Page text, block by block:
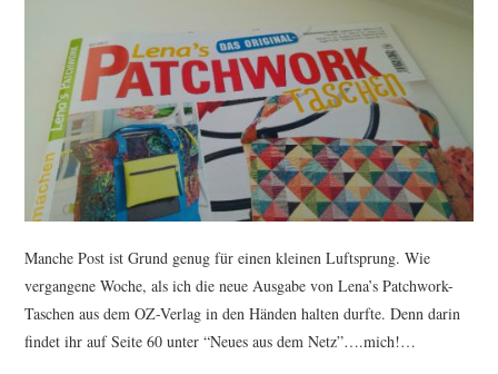
Manche Post ist Grund genug für einen kleinen Luftsprung. Wie
vergangene Woche, als ich die neue Ausgabe von Lena’s Patchwork-
Taschen aus dem OZ-Verlag in den Händen halten durfte. Denn darin
findet ihr auf Seite 60 unter “Neues aus dem Netz”….mich!…